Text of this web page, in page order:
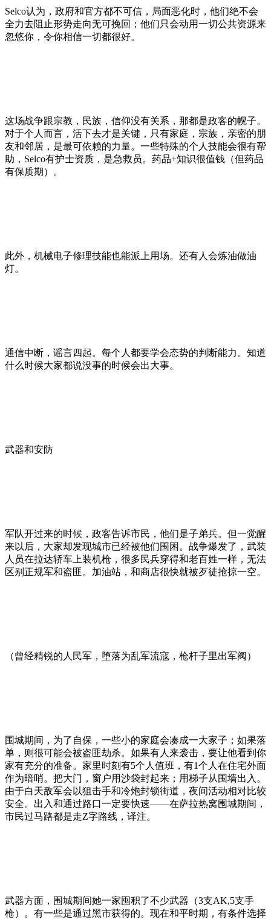
Selco认为，政府和官方都不可信，局面恶化时，他们绝不会
全力去阻止形势走向无可挽回；他们只会动用一切公共资源来
忽悠你，令你相信一切都很好。
这场战争跟宗教，民族，信仰没有关系，那都是政客的幌子。
对于个人而言，活下去才是关键，只有家庭，宗族，亲密的朋
友和邻居，是最可依赖的力量。一些特殊的个人技能会很有帮
助，Selco有护士资质，是急救员。药品+知识很值钱（但药品
有保质期）。
此外，机械电子修理技能也能派上用场。还有人会炼油做油
灯。
通信中断，谣言四起。每个人都要学会态势的判断能力。知道
什么时候大家都说没事的时候会出大事。
武器和安防
军队开过来的时候，政客告诉市民，他们是子弟兵。但一觉醒
来以后，大家却发现城市已经被他们围困。战争爆发了，武装
人员在拉达轿车上装机枪，很多民兵穿得和老百姓一样，无法
区别正规军和盗匪。加油站，和商店很快就被歹徒抢掠一空。
（曾经精锐的人民军，堕落为乱军流寇，枪杆子里出军阀）
围城期间，为了自保，一些小的家庭会凑成一大家子；如果落
单，则很可能会被盗匪劫杀。如果有人来袭击，要让他看到你
家有充分的准备。家里时刻有5个人值班，有1个人在住宅外面
作为暗哨。把大门，窗户用沙袋封起来；用梯子从围墙出入。
由于白天敌军会以狙击手和冷炮封锁街道，夜间活动相对比较
安全。出入和通过路口一定要快速——在萨拉热窝围城期间，
市民过马路都是走Z字路线，译注。
武器方面，围城期间她一家囤积了不少武器（3支AK,5支手
枪）。有一些是通过黑市获得的。现在和平时期，有条件选择